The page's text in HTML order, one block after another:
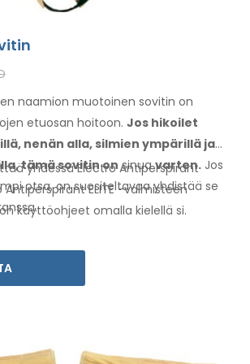
naamion muotoinen sovitin on
etuosan hoitoon. Jos hikoilet
, nenän alla, silmien ympärillä ja
, tämä sovitinon sinuavarten. Jos
otsa, on suositeltavaa yhdistää se
.
yhdessä Electro Antiperspirant
ELITE -valmisteen
onkäyttöohjeet omalla kielellä si.